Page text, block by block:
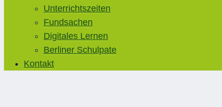
Unterrichtszeiten
Fundsachen
Digitales Lernen
Berliner Schulpate
Kontakt